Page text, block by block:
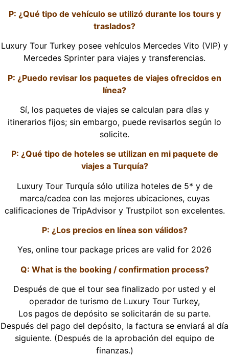
P: ¿Qué tipo de vehículo se utilizó durante los tours y
traslados?
Luxury Tour Turkey posee vehículos Mercedes Vito (VIP) y
Mercedes Sprinter para viajes y transferencias.
P: ¿Puedo revisar los paquetes de viajes ofrecidos en
línea?
Sí, los paquetes de viajes se calculan para días y
itinerarios fijos; sin embargo, puede revisarlos según lo
solicite.
P: ¿Qué tipo de hoteles se utilizan en mi paquete de
viajes a Turquía?
Luxury Tour Turquía sólo utiliza hoteles de 5* y de
marca/cadea con las mejores ubicaciones, cuyas
calificaciones de TripAdvisor y Trustpilot son excelentes.
P: ¿Los precios en línea son válidos?
Yes, online tour package prices are valid for 2026
Q: What is the booking / confirmation process?
Después de que el tour sea finalizado por usted y el
operador de turismo de Luxury Tour Turkey,
Los pagos de depósito se solicitarán de su parte.
Después del pago del depósito, la factura se enviará al día
siguiente. (Después de la aprobación del equipo de
finanzas.)